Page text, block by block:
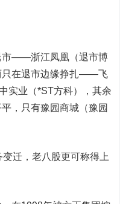
——浙江凤凰（退市博
只在退市边缘挣扎——飞
实业（*ST方科），其余
，只有豫园商城（豫园
迁，老八股更可称得上